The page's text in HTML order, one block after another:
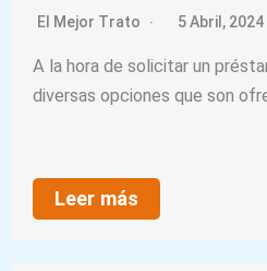
El Mejor Trato 5 Abril, 2024
A la hora de solicitar un
diversas opciones que son
Leer más